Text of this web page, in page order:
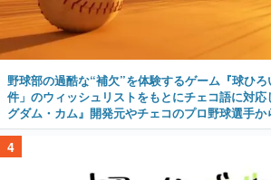
野球部の過酷な“補欠”を体験するゲーム『球ひ
件」のウィッシュリストをもとにチェコ語に対
グダム・カム』開発元やチェコのプロ野球選手か
4